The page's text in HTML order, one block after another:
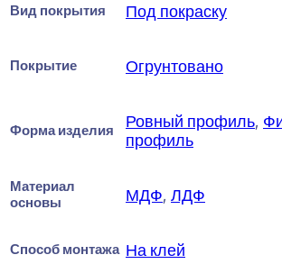
Вид покрытия Под покраску
Покрытие Огрунтовано
Форма изделия Ровный профиль,
профиль
Материал
основы
МДФ, ЛДФ
Способ монтажа На клей